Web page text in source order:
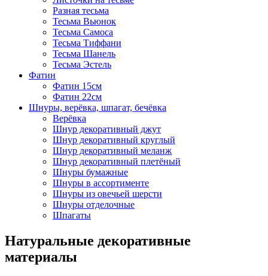
Разная тесьма
Тесьма Вьюнок
Тесьма Самоса
Тесьма Тиффани
Тесьма Шанель
Тесьма Эстель
Фатин
Фатин 15см
Фатин 22см
Шнуры, верёвка, шпагат, бечёвка
Верёвка
Шнур декоративный джут
Шнур декоративный круглый
Шнур декоративный меланж
Шнур декоративный плетёный
Шнуры бумажные
Шнуры в ассортименте
Шнуры из овечьей шерсти
Шнуры отделочные
Шпагаты
Натуральные декоративные
материалы